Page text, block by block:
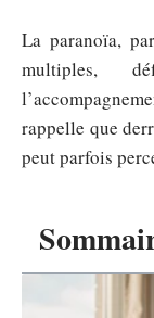
La paranoïa,
multiples,
rappelle que
peut parfois